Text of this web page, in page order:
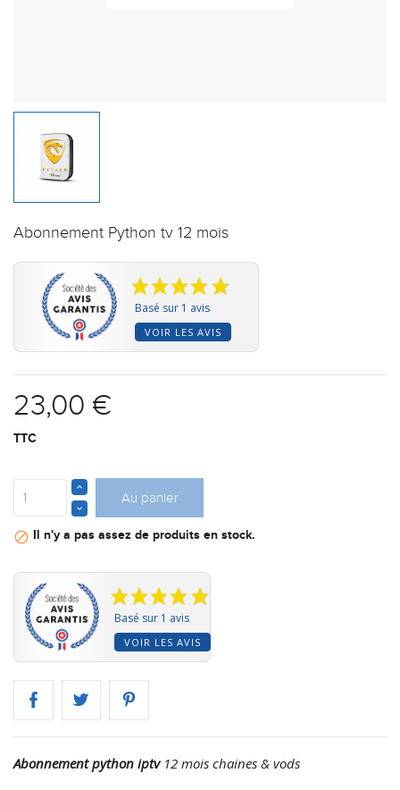
Abonnement Python tv 12 mois
Basé sur 1 avis
VOIR LES AVIS
23,00 €
TTC
Au panier
 Il n'y a pas assez de produits en stock.
Basé sur 1 avis
VOIR LES AVIS
Abonnement python iptv12 mois chaines & vods